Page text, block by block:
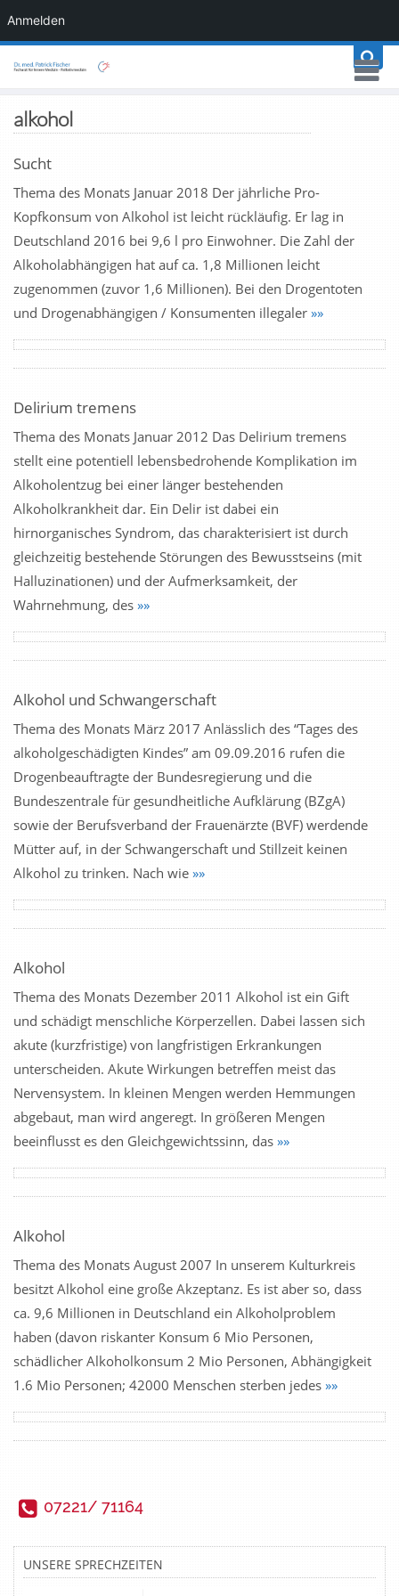
Anmelden
alkohol
Sucht
Thema des Monats Januar 2018 Der jährliche Pro-
Kopfkonsum von Alkohol ist leicht rückläufig. Er lag in
Deutschland 2016 bei 9,6 l pro Einwohner. Die Zahl der
Alkoholabhängigen hat auf ca. 1,8 Millionen leicht
zugenommen (zuvor 1,6 Millionen). Bei den Drogentoten
und Drogenabhängigen / Konsumenten illegaler »»
Delirium tremens
Thema des Monats Januar 2012 Das Delirium tremens
stellt eine potentiell lebensbedrohende Komplikation im
Alkoholentzug bei einer länger bestehenden
Alkoholkrankheit dar. Ein Delir ist dabei ein
hirnorganisches Syndrom, das charakterisiert ist durch
gleichzeitig bestehende Störungen des Bewusstseins (mit
Halluzinationen) und der Aufmerksamkeit, der
Wahrnehmung, des »»
Alkohol und Schwangerschaft
Thema des Monats März 2017 Anlässlich des “Tages des
alkoholgeschädigten Kindes” am 09.09.2016 rufen die
Drogenbeauftragte der Bundesregierung und die
Bundeszentrale für gesundheitliche Aufklärung (BZgA)
sowie der Berufsverband der Frauenärzte (BVF) werdende
Mütter auf, in der Schwangerschaft und Stillzeit keinen
Alkohol zu trinken. Nach wie »»
Alkohol
Thema des Monats Dezember 2011 Alkohol ist ein Gift
und schädigt menschliche Körperzellen. Dabei lassen sich
akute (kurzfristige) von langfristigen Erkrankungen
unterscheiden. Akute Wirkungen betreffen meist das
Nervensystem. In kleinen Mengen werden Hemmungen
abgebaut, man wird angeregt. In größeren Mengen
beeinflusst es den Gleichgewichtssinn, das »»
Alkohol
Thema des Monats August 2007 In unserem Kulturkreis
besitzt Alkohol eine große Akzeptanz. Es ist aber so, dass
ca. 9,6 Millionen in Deutschland ein Alkoholproblem
haben (davon riskanter Konsum 6 Mio Personen,
schädlicher Alkoholkonsum 2 Mio Personen, Abhängigkeit
1.6 Mio Personen; 42000 Menschen sterben jedes »»
07221/ 71164
UNSERE SPRECHZEITEN